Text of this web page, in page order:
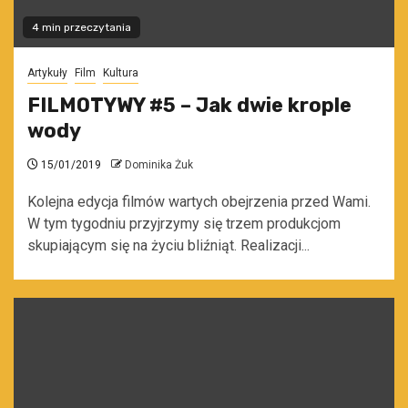
4 min przeczytania
Artykuły Film Kultura
FILMOTYWY #5 – Jak dwie krople
wody
15/01/2019 Dominika Żuk
Kolejna edycja filmów wartych obejrzenia przed Wami.
W tym tygodniu przyjrzymy się trzem produkcjom
skupiającym się na życiu bliźniąt. Realizacji...